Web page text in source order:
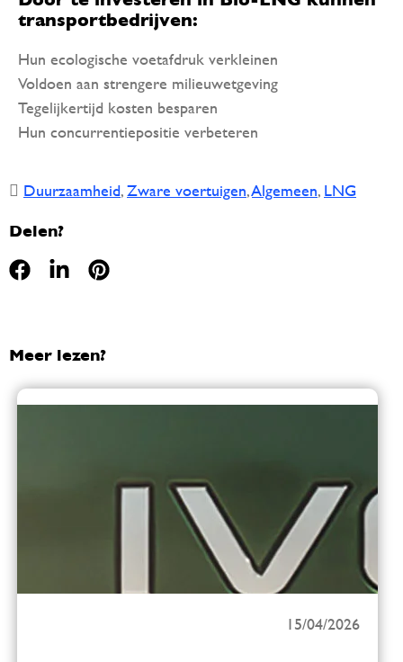
transportbedrijven:
Hun ecologische voetafdruk verkleinen
Voldoen aan strengere milieuwetgeving
Tegelijkertijd kosten besparen
Hun concurrentiepositie verbeteren
Duurzaamheid,Zware voertuigen,Algemeen,LNG
Delen?
Meer lezen?
15/04/2026